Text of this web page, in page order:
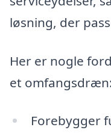
løsning, der
Her er nogle
et omfangsdræn:
Forebygger